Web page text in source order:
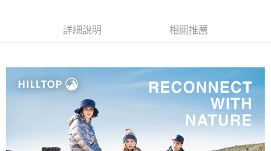
詳細說明 相關推薦